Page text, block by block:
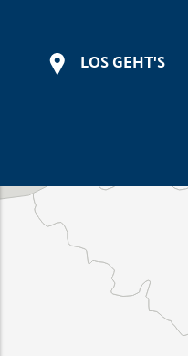
LOS GEHT'S